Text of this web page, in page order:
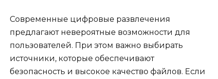
Современные цифровые развлечения
предлагают невероятные возможности для
пользователей. При этом важно выбирать
источники, которые обеспечивают
безопасность и высокое качество файлов. Если